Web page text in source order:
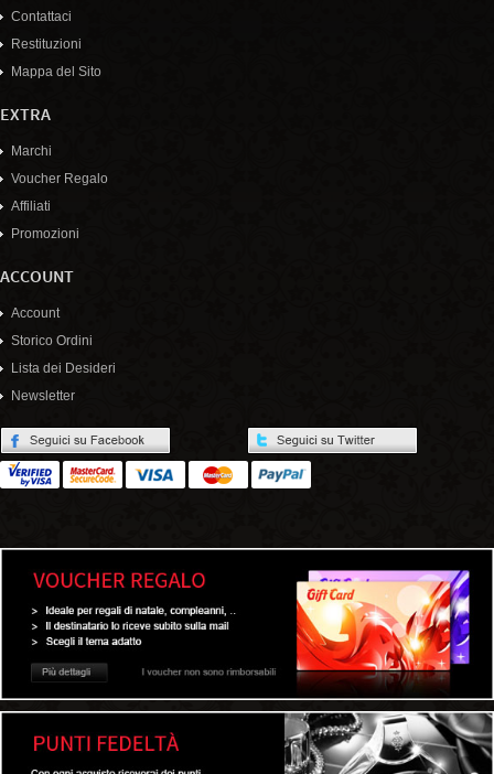
Contattaci
Restituzioni
Mappa del Sito
EXTRA
Marchi
Voucher Regalo
Affiliati
Promozioni
ACCOUNT
Account
Storico Ordini
Lista dei Desideri
Newsletter